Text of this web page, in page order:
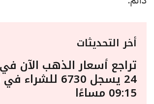
أخر التحديثات
تراجع أسعار الذهب الآن
24 يسجل 6730
09:15 مساءًا